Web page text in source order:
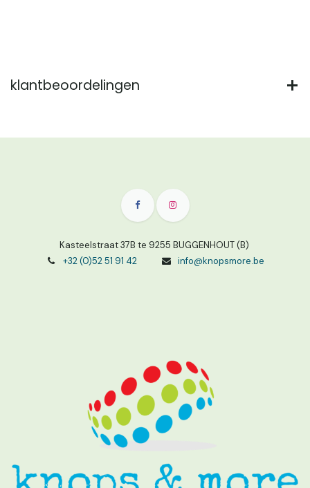
klantbeoordelingen
Kasteelstraat 37B te 9255 BUGGENHOUT (B)
+32 (0)52 51 91 42
info@knopsmore.be